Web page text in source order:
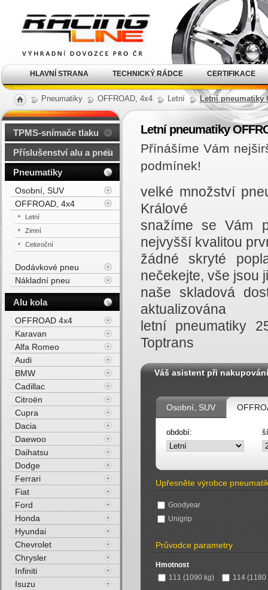
Pneumatiky OFFROAD, 4x4 Letní Letní pneumatiky
Letní pneumatiky
Přínášíme Vám
podmínek!
velké množství
Králové
snažíme se Vám
nejvyšší kvalitou
žádné skryté
nečekejte, vše jsou
naše skladová
aktualizována
letní pneumatiky
Toptrans
Váš asistent při nakupování
Osobní, SUV
období:
Upřesněte výrobce
Goodyear
Unigrip
Průvodce parametry
Hmotnost
111 (1090 kg)
114 (1180
TPMS-snímače tlaku
Příslušenství alu a pneu
Pneumatiky
Osobní, SUV
OFFROAD, 4x4
Letní
Zimní
Celoroční
Dodávkové pneu
Nákladní pneu
Alu kola
OFFROAD 4x4
Karavan
Alfa Romeo
Audi
BMW
Cadillac
Citroën
Cupra
Dacia
Daewoo
Daihatsu
Dodge
Ferrari
Fiat
Ford
Honda
Hyundai
Chevrolet
Chrysler
Infiniti
Isuzu
kola Racing Line
HLAVNÍ STRANA TECHNICKÝ RÁDCE CERTIFIKACE